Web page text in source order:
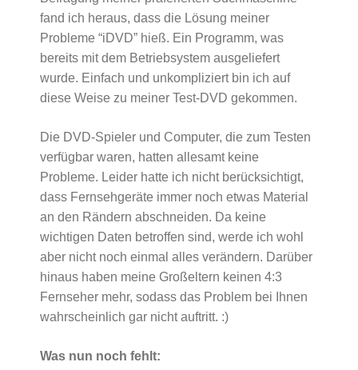
fand ich heraus, dass die Lösung meiner
Probleme “iDVD” hieß. Ein Programm, was
bereits mit dem Betriebsystem ausgeliefert
wurde. Einfach und unkompliziert bin ich auf
diese Weise zu meiner Test-DVD gekommen.
Die DVD-Spieler und Computer, die zum Testen
verfügbar waren, hatten allesamt keine
Probleme. Leider hatte ich nicht berücksichtigt,
dass Fernsehgeräte immer noch etwas Material
an den Rändern abschneiden. Da keine
wichtigen Daten betroffen sind, werde ich wohl
aber nicht noch einmal alles verändern. Darüber
hinaus haben meine Großeltern keinen 4:3
Fernseher mehr, sodass das Problem bei Ihnen
wahrscheinlich gar nicht auftritt. :)
Was nun noch fehlt: